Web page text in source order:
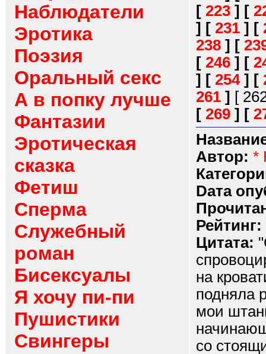
Наблюдатели
Эротика
Поэзия
Оральный секс
А в попку лучше
Фантазии
Эротическая
сказка
Фетиш
Сперма
Служебный
роман
Бисексуалы
Я хочу пи-пи
Пушистики
Свингеры
[ 223 ] [
] [ 231 ] [
238 ] [
[ 246 ] [
] [ 254] [
261 ] [
[ 269 ] [
Автор: *
Dата
Рейтинг:
Цитата:
на
подняла
мои
со